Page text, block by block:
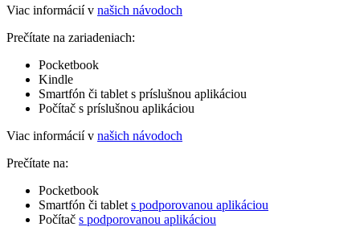
Viac informácií v našich návodoch
Prečítate na zariadeniach:
Pocketbook
Kindle
Smartfón či tablet s príslušnou aplikáciou
Počítač s príslušnou aplikáciou
Viac informácií v našich návodoch
Prečítate na:
Pocketbook
Smartfón či tablet s podporovanou aplikáciou
Počítač s podporovanou aplikáciou